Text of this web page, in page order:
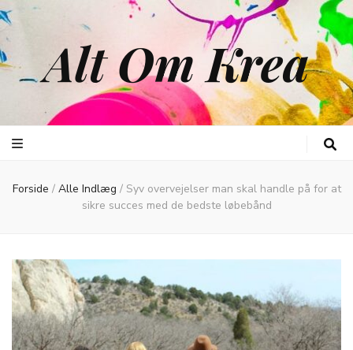
Alt Om Krea
Forside / Alle Indlæg / Syv overvejelser man skal handle på for at
sikre succes med de bedste løbebånd